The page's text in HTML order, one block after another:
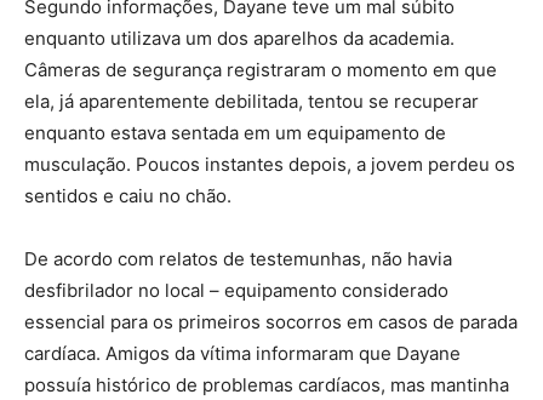
Segundo informações, Dayane teve um mal súbito
enquanto utilizava um dos aparelhos da academia.
Câmeras de segurança registraram o momento em que
ela, já aparentemente debilitada, tentou se recuperar
enquanto estava sentada em um equipamento de
musculação. Poucos instantes depois, a jovem perdeu os
sentidos e caiu no chão.
De acordo com relatos de testemunhas, não havia
desfibrilador no local – equipamento considerado
essencial para os primeiros socorros em casos de parada
cardíaca. Amigos da vítima informaram que Dayane
possuía histórico de problemas cardíacos, mas mantinha